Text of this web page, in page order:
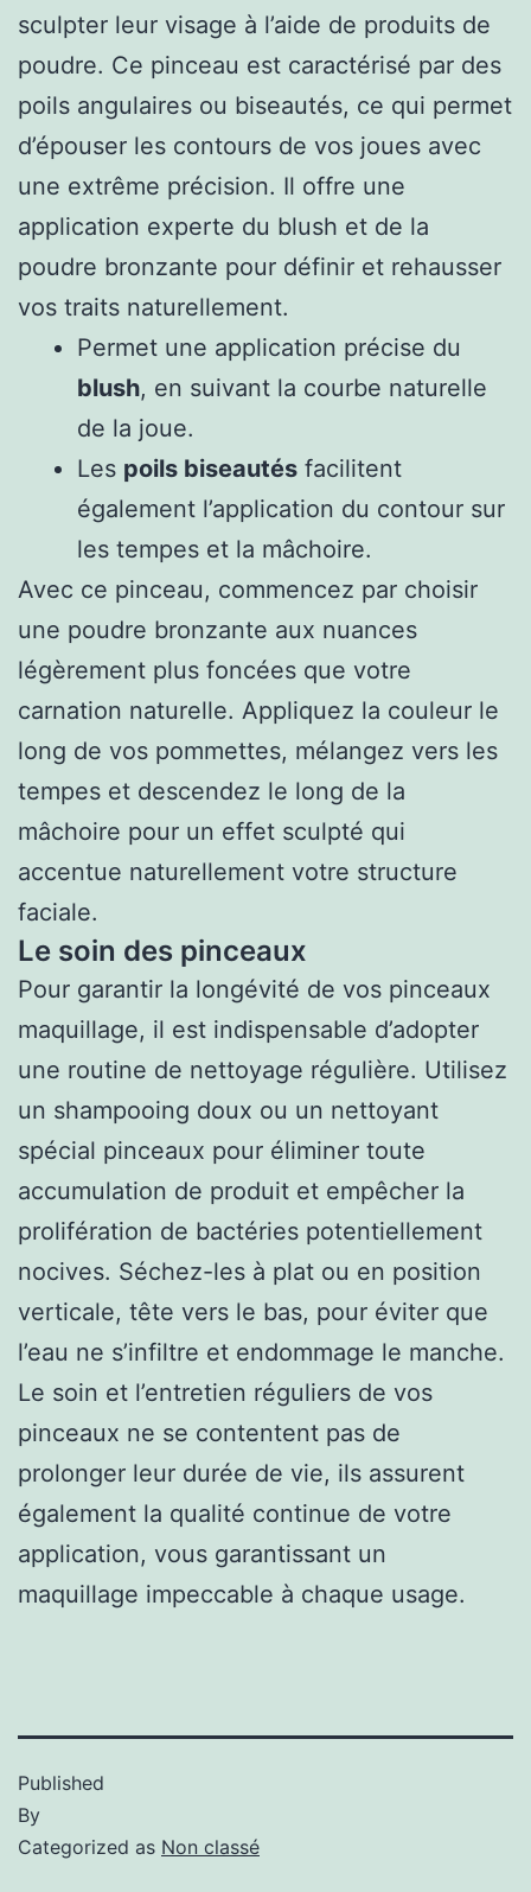
sculpter leur visage à l’aide de produits de
poudre. Ce pinceau est caractérisé par des
poils angulaires ou biseautés, ce qui permet
d’épouser les contours de vos joues avec
une extrême précision. Il offre une
application experte du blush et de la
poudre bronzante pour définir et rehausser
vos traits naturellement.
Permet une application précise du
blush, en suivant la courbe naturelle
de la joue.
Les poils biseautés facilitent
également l’application du contour sur
les tempes et la mâchoire.
Avec ce pinceau, commencez par choisir
une poudre bronzante aux nuances
légèrement plus foncées que votre
carnation naturelle. Appliquez la couleur le
long de vos pommettes, mélangez vers les
tempes et descendez le long de la
mâchoire pour un effet sculpté qui
accentue naturellement votre structure
faciale.
Le soin des pinceaux
Pour garantir la longévité de vos pinceaux
maquillage, il est indispensable d’adopter
une routine de nettoyage régulière. Utilisez
un shampooing doux ou un nettoyant
spécial pinceaux pour éliminer toute
accumulation de produit et empêcher la
prolifération de bactéries potentiellement
nocives. Séchez-les à plat ou en position
verticale, tête vers le bas, pour éviter que
l’eau ne s’infiltre et endommage le manche.
Le soin et l’entretien réguliers de vos
pinceaux ne se contentent pas de
prolonger leur durée de vie, ils assurent
également la qualité continue de votre
application, vous garantissant un
maquillage impeccable à chaque usage.
Published
By
Categorized as Non classé